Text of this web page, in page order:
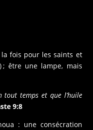
fois pour les saints et
; être une lampe, mais
tout temps et que l’huile
9:8
: une consécration